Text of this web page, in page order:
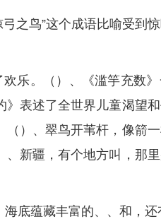
之鸟”这个成语比喻受到
乐。（）、《滥竽充数》
表述了全世界儿童渴望和
（）、翠鸟开苇杆，像箭
新疆，有个地方叫，那里
底蕴藏丰富的、、和，